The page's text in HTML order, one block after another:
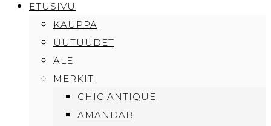
websiteETUSIVU
KAUPPA
UUTUUDET
ALE
MERKIT
CHIC ANTIQUE
AMANDAB